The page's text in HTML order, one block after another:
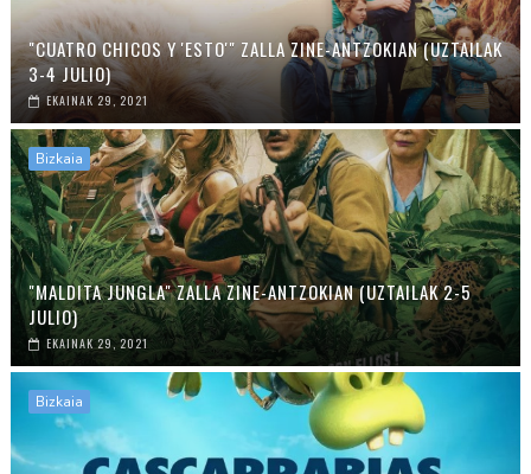
"CUATRO CHICOS Y 'ESTO'" ZALLA ZINE-ANTZOKIAN (UZTAILAK
3-4 JULIO)
EKAINAK 29, 2021
Bizkaia
"MALDITA JUNGLA" ZALLA ZINE-ANTZOKIAN (UZTAILAK 2-5
JULIO)
EKAINAK 29, 2021
Bizkaia